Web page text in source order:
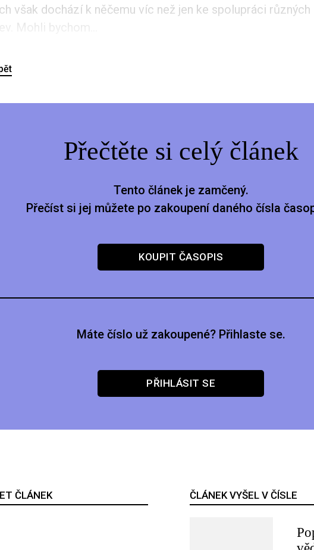
však dochází k něčemu víc než jen ke spolupráci
Mohli bychom...
Přečtěte si celý článek
Tento článek je zamčený.
Přečíst si jej můžete po zakoupení daného čísla
KOUPIT ČASOPIS
Máte číslo už zakoupené? Přihlaste se.
PŘIHLÁSIT SE
ČLÁNEK ČLÁNEK VYŠEL V ČÍSLE